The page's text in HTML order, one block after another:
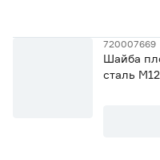
720007669
Шайба
сталь